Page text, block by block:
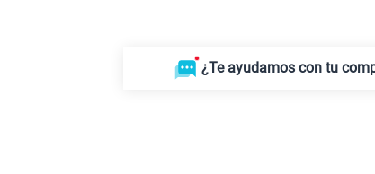
¿Te ayudamos con tu